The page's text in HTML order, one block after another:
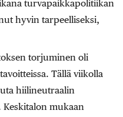
turvapaikkapolitiikan
hyvin tarpeelliseksi,
torjuminen oli
Tällä viikolla
hiilineutraalin
mukaan